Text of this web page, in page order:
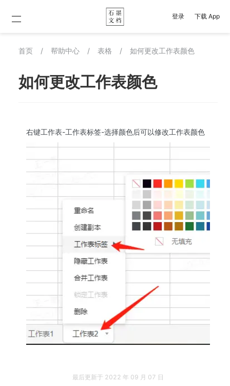
登录 下载 App
首页 / 帮助中心 / 表格 / 如何更改工作表颜色
如何更改工作表颜色
右键工作表-工作表标签-选择颜色后可以修改工作表颜色
最后更新于 2022 年 09 月 07 日